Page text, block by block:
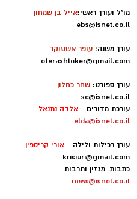
מו"ל ועורך ראשי:אייל בן שמחון
ebs@isnet.co.il
עורך משנה: עופר אשטוקר
oferashtoker@gmail.com
עורך ספורט: שחר כחלון
sc@isnet.co.il
עורכת מדורים - אלדה נתנאל
elda@isnet.co.il
עורך רכילות ולילה - אורי קריספין
krisiuri@gmail.com
כתבות מגזין ותרבות
news@isnet.co.il